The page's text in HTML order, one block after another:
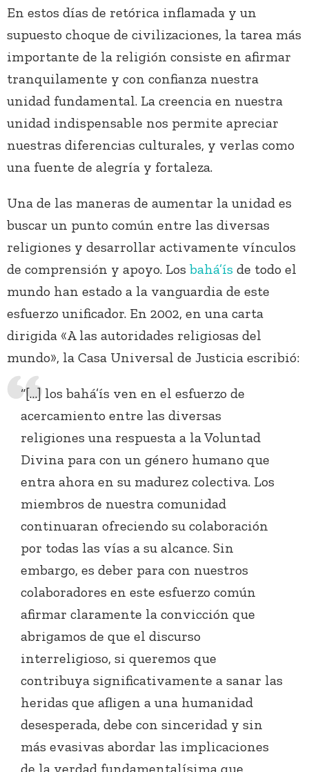
En estos días de retórica inflamada y un
supuesto choque de civilizaciones, la tarea más
importante de la religión consiste en afirmar
tranquilamente y con confianza nuestra
unidad fundamental. La creencia en nuestra
unidad indispensable nos permite apreciar
nuestras diferencias culturales, y verlas como
una fuente de alegría y fortaleza.
Una de las maneras de aumentar la unidad es
buscar un punto común entre las diversas
religiones y desarrollar activamente vínculos
de comprensión y apoyo. Los bahá’ís de todo el
mundo han estado a la vanguardia de este
esfuerzo unificador. En 2002, en una carta
dirigida «A las autoridades religiosas del
mundo», la Casa Universal de Justicia escribió:
“[…] los bahá’ís ven en el esfuerzo de
acercamiento entre las diversas
religiones una respuesta a la Voluntad
Divina para con un género humano que
entra ahora en su madurez colectiva. Los
miembros de nuestra comunidad
continuaran ofreciendo su colaboración
por todas las vías a su alcance. Sin
embargo, es deber para con nuestros
colaboradores en este esfuerzo común
afirmar claramente la convicción que
abrigamos de que el discurso
interreligioso, si queremos que
contribuya significativamente a sanar las
heridas que afligen a una humanidad
desesperada, debe con sinceridad y sin
más evasivas abordar las implicaciones